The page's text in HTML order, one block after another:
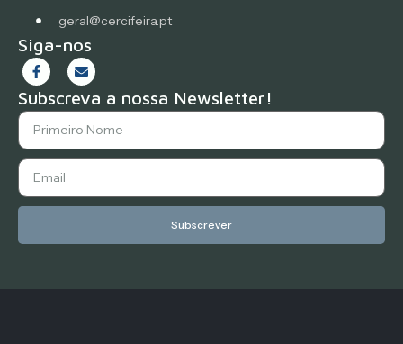
geral@cercifeira.pt
Siga-nos
Subscreva a nossa Newsletter!
Subscrever